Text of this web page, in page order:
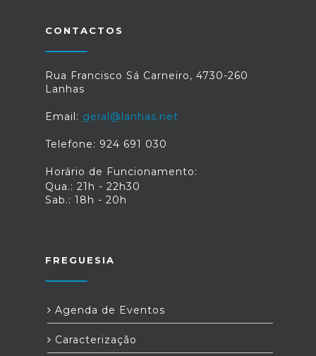
CONTACTOS
Rua Francisco Sá Carneiro, 4730-260
Lanhas
Email: geral@lanhas.net
Telefone: 924 691 030
Horário de Funcionamento:
Qua.: 21h - 22h30
Sab.: 18h - 20h
FREGUESIA
Agenda de Eventos
Caracterização